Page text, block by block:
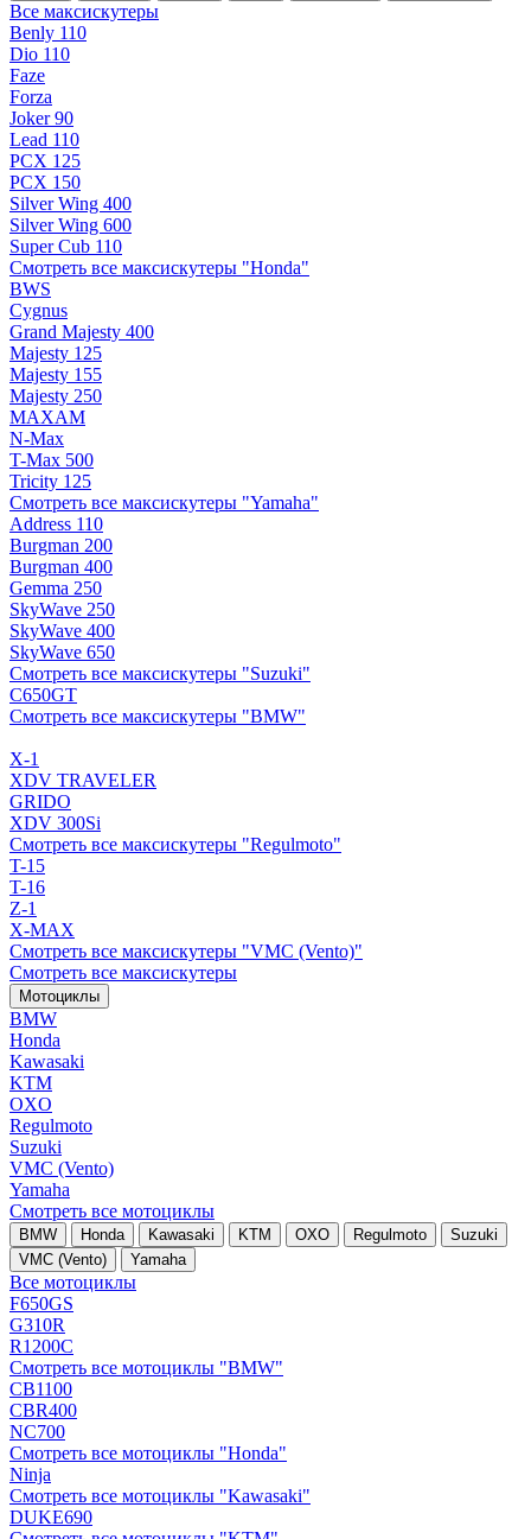
Все максискутеры
Benly 110
Dio 110
Faze
Forza
Joker 90
Lead 110
PCX 125
PCX 150
Silver Wing 400
Silver Wing 600
Super Cub 110
Смотреть все максискутеры "Honda"
BWS
Cygnus
Grand Majesty 400
Majesty 125
Majesty 155
Majesty 250
MAXAM
N-Max
T-Max 500
Tricity 125
Смотреть все максискутеры "Yamaha"
Address 110
Burgman 200
Burgman 400
Gemma 250
SkyWave 250
SkyWave 400
SkyWave 650
Смотреть все максискутеры "Suzuki"
C650GT
Смотреть все максискутеры "BMW"
X-1
XDV TRAVELER
GRIDO
XDV 300Si
Смотреть все максискутеры "Regulmoto"
T-15
T-16
Z-1
X-MAX
Смотреть все максискутеры "VMC (Vento)"
Смотреть все максискутеры
Мотоциклы
BMW
Honda
Kawasaki
KTM
OXO
Regulmoto
Suzuki
VMC (Vento)
Yamaha
Смотреть все мотоциклы
BMW Honda Kawasaki KTM OXO Regulmoto
Suzuki
VMC (Vento)
Yamaha
Все мотоциклы
F650GS
G310R
R1200C
Смотреть все мотоциклы "BMW"
CB1100
CBR400
NC700
Смотреть все мотоциклы "Honda"
Ninja
Смотреть все мотоциклы "Kawasaki"
DUKE690